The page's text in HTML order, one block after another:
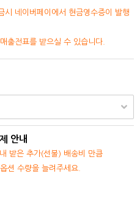
시 네이버페이에서 현금영수증이 발행
출전표를 받으실 수 있습니다.
안내
받은 추가(선불) 배송비 만큼
션 수량을 늘려주세요.